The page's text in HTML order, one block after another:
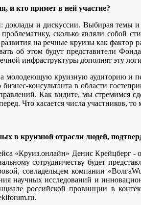
и кто примет в ней участие?
и дискуссии. Выбирая темы
сколько являли собой
на речные круизы как
об этом будут представители
инфраструктуры дополнят эту
молодеющую круизную аудиторию
бизнес-консультанта в области
Как видите, мы стремимся
Что касается числа участников,
в круизной отрасли людей,
«Круиз.онлайн» Денис Крейцберг
сотрудничеству будет
совладельцем компании
научных исследований и
российской провинции в